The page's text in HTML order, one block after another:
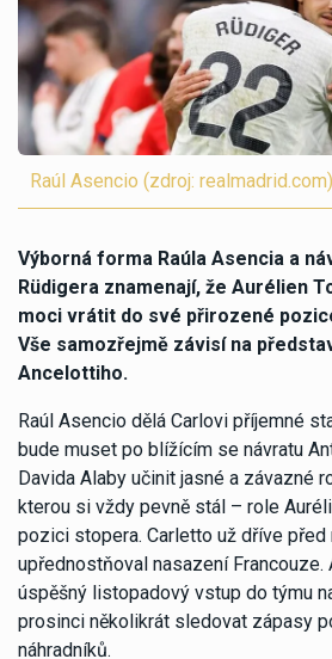
Raúl Asencio (zdroj: realmadrid.com)
Výborná forma Raúla Asencia a
Rüdigera znamenají, že Aurélien
moci vrátit do své přirozené
Vše samozřejmě závisí na
Ancelottiho.
Raúl Asencio dělá Carlovi příjemné
bude muset po blížícím se návratu
Davida Alaby učinit jasné a závazné
kterou si vždy pevně stál – role
pozici stopera. Carletto už dříve
upřednostňoval nasazení
úspěšný listopadový vstup do týmu
prosinci několikrát sledovat zápasy
náhradníků.